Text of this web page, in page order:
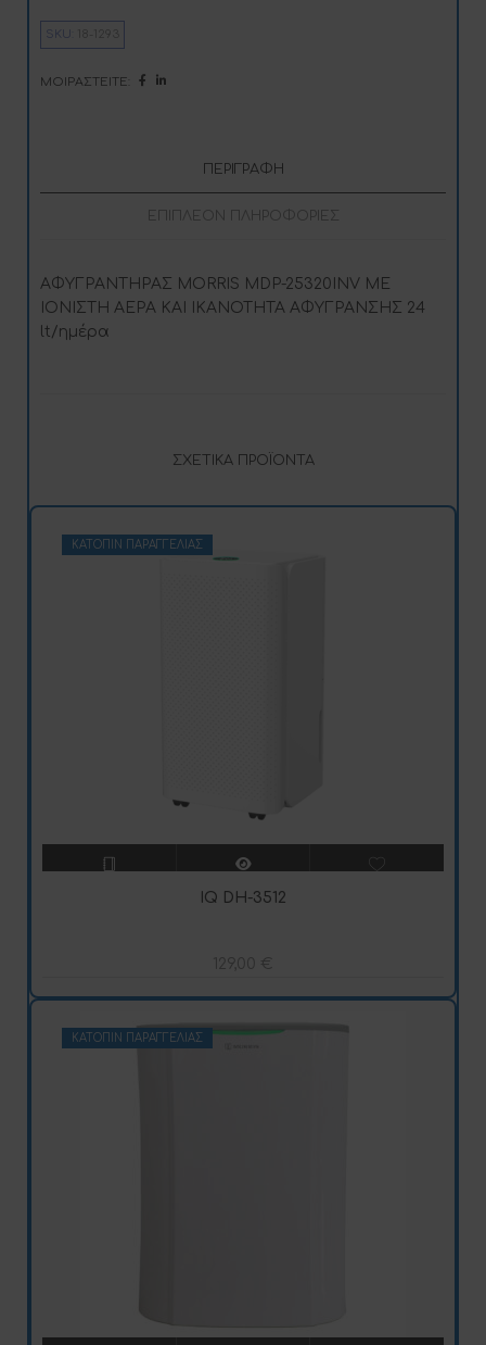
SKU:
ΜΟΙΡΑΣΤΕΊΤΕ:
ΠΕΡΙΓΡΑΦΉ
ΕΠΙΠΛΈΟΝ ΠΛΗΡΟΦΟΡΊΕΣ
ΑΦΥΓΡΑΝΤΗΡΑΣ MORRIS MDP-25320INV ΜΕ
ΙΟΝΙΣΤΗ ΑΕΡΑ ΚΑΙ ΙΚΑΝΟΤΗΤΑ ΑΦΥΓΡΑΝΣΗΣ 24
lt/ημέρα
ΣΧΕΤΙΚΆ ΠΡΟΪΌΝΤΑ
ΚΑΤΌΠΙΝ ΠΑΡΑΓΓΕΛΊΑΣ
IQ DH-3512
129,00 €
ΚΑΤΌΠΙΝ ΠΑΡΑΓΓΕΛΊΑΣ